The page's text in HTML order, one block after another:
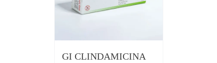
GI CLINDAMICINA